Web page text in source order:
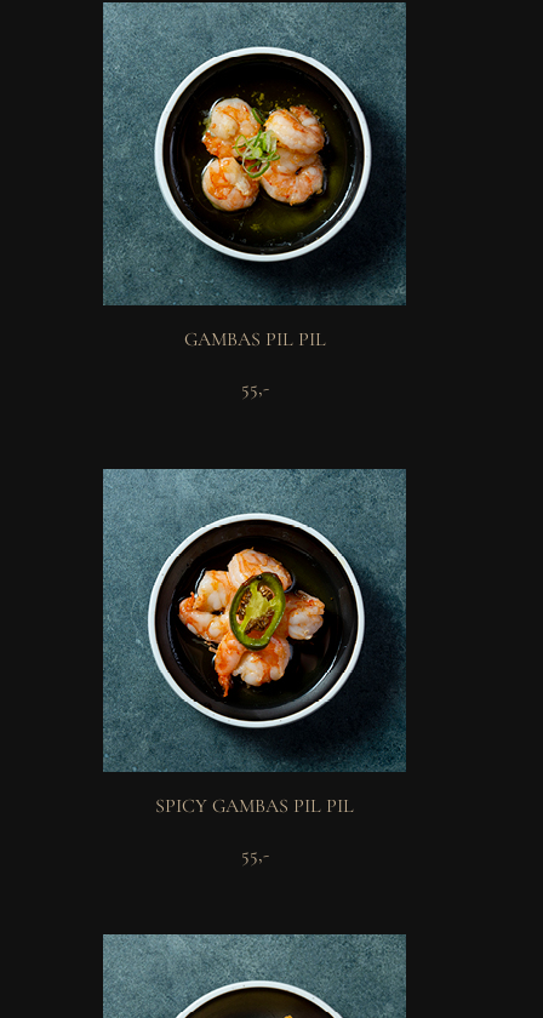
GAMBAS PIL PIL
55,-
SPICY GAMBAS PIL PIL
55,-